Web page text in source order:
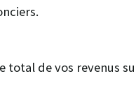
total de vos revenus